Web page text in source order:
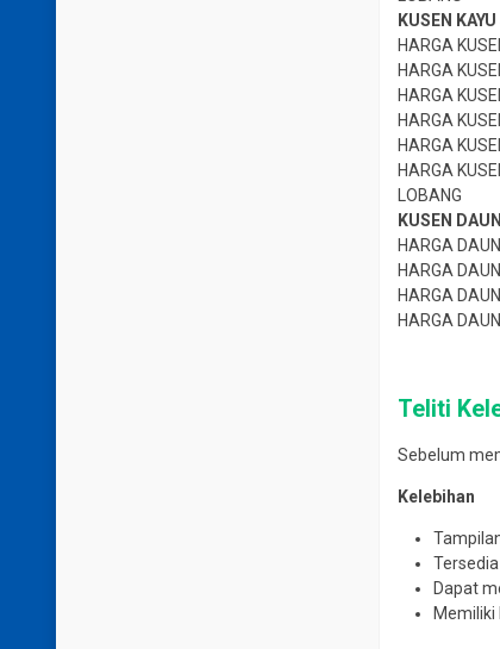
KUSEN
HARGA
HARGA
HARGA
HARGA
HARGA
HARGA
LOBANG
KUSEN
HARGA
HARGA
HARGA
HARGA
Teliti
Sebelum
Kelebihan
Dapat